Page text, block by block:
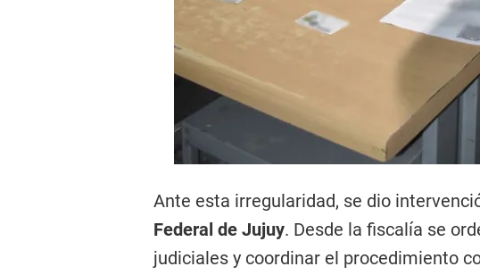
Ante esta irregularidad, se dio
Federal de Jujuy. Desde la fiscalía se
judiciales y coordinar el procedimiento